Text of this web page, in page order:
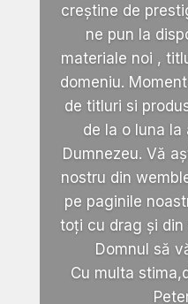
creștine de
ne pun la
materiale noi ,
domeniu.
de titluri si
de la o luna
Dumnezeu. Vă
nostru din
pe paginile
toți cu drag și
Domnul să
Cu multa